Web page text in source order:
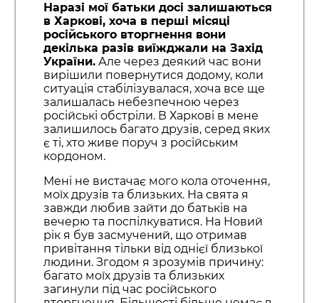
Наразі мої батьки досі залишаються
в Харкові, хоча в перші місяці
російського вторгнення вони
декілька разів виїжджали на Захід
України.Але через деякий час вони
вирішили повернутися додому, коли
ситуація стабілізувалася, хоча все ще
залишалась небезпечною через
російські обстріли. В Харкові в мене
залишилось багато друзів, серед яких
є ті, хто живе поруч з російським
кордоном.
Мені не вистачає мого кола оточення,
моїх друзів та близьких. На свята я
завжди любив зайти до батьків на
вечерю та поспілкуватися. На Новий
рік я був засмучений, що отримав
привітання тільки від однієї близької
людини. Згодом я зрозумів причину:
багато моїх друзів та близьких
загинули під час російського